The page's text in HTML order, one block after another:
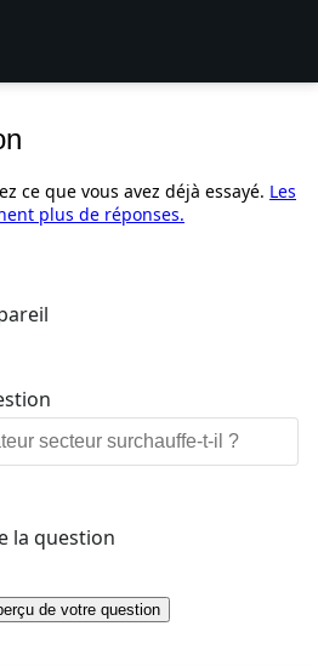
ce que vous avez déjà essayé. Les
plus de réponses.
la question
de votre question